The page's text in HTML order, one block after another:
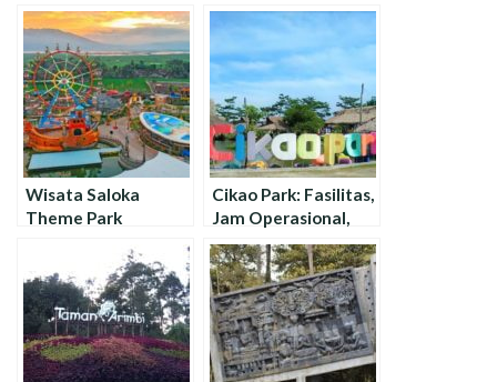
Wisata Saloka
Theme Park
Tiket, dan Jam
Operasional
Cikao Park: Fasilitas,
Jam Operasional,
dan Harga Tiket